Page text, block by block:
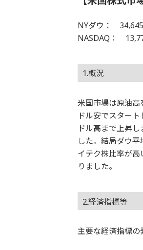
NYダウ：
NASDAQ：
1.概況
米国市場は原油
ドル安でスター
ドル高まで上昇
した。結局ダウ
イテク株比率が
りました。
2.経済指標等
主要な経済指標の